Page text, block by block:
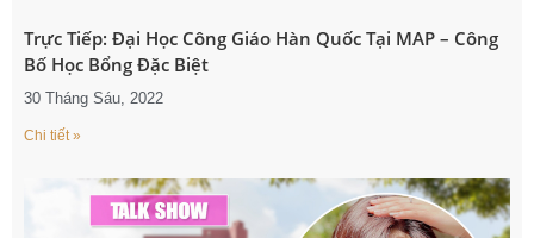
Trực Tiếp: Đại Học Công Giáo Hàn Quốc Tại MAP – Công
Bố Học Bổng Đặc Biệt
30 Tháng Sáu, 2022
Chi tiết »